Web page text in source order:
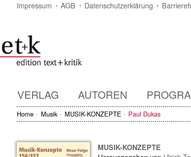
Impressum AGB Datenschutzerklärung
VERLAG AUTOREN
Home Musik MUSIK-KONZEPTE Paul Dukas
MUSIK-KONZEPTE